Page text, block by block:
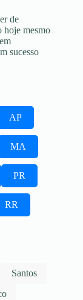
de
hoje mesmo
sucesso
AP
MA
PR
RR
Santos